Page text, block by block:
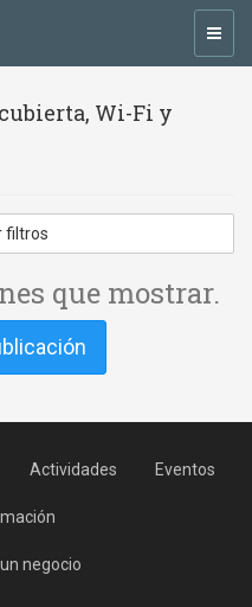
Wi-Fi y
filtros
que mostrar.
Actividades Eventos
negocio